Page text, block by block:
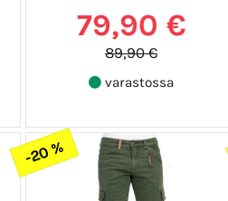
79,90 €
89,90 €
varastossa
-20 %